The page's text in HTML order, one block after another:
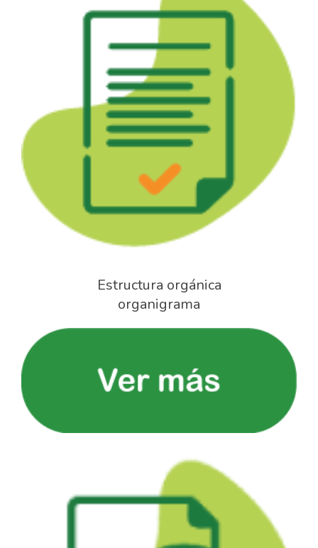
Estructura orgánica
organigrama